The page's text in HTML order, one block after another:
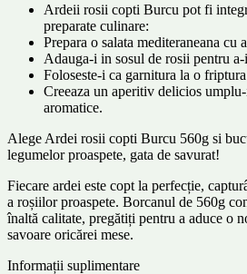
Ardeii rosii copti Burcu pot fi
preparate culinare:
Prepara o salata mediteraneana cu
Adauga-i in sosul de rosii pentru
Foloseste-i ca garnitura la o
Creeaza un aperitiv delicios
aromatice.
Alege Ardei rosii copti Burcu 560g si
legumelor proaspete, gata de savurat!
Fiecare ardei este copt la perfecție,
a roșiilor proaspete. Borcanul de 560g
înaltă calitate, pregătiți pentru a aduce o
savoare oricărei mese.
Informații suplimentare